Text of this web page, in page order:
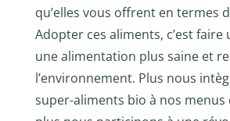
qu’elles vous offrent en termes
Adopter ces aliments, c’est faire
une alimentation plus saine et
l’environnement. Plus nous
super-aliments bio à nos menus